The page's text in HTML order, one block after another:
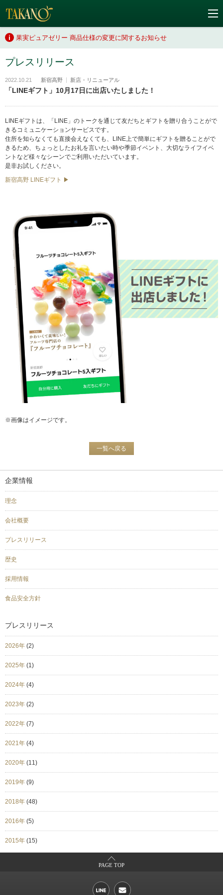
果実ピュアゼリー 商品仕様の変更に関するお知らせ
プレスリリース
2022.10.21 新宿高野 新店・リニューアル
「LINEギフト」10月17日に出店いたしました！
LINEギフトは、「LINE」のトークを通じて友だちとギフトを贈り合うことがで
きるコミュニケーションサービスです。
住所を知らなくても直接会えなくても、LINE上で簡単にギフトを贈ることがで
きるため、ちょっとしたお礼を言いたい時や季節イベント、大切なライフイベ
ントなど様々なシーンでご利用いただいています。
是非お試しください。
新宿高野 LINEギフト ▶︎
※画像はイメージです。
一覧へ戻る
企業情報
理念
会社概要
プレスリリース
歴史
採用情報
食品安全方針
プレスリリース
2026年 (2)
2025年 (1)
2024年 (4)
2023年 (2)
2022年 (7)
2021年 (4)
2020年 (11)
2019年 (9)
2018年 (48)
2016年 (5)
2015年 (15)
PAGE TOP